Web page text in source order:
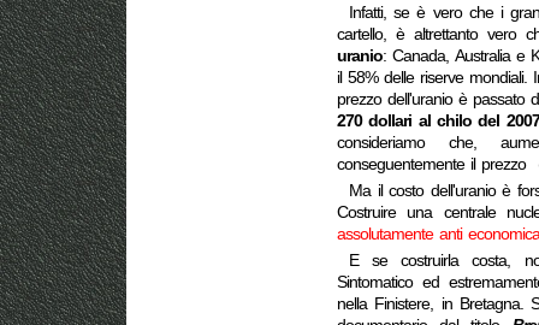
Infatti, se è vero che i
cartello, è altrettanto vero
uranio: Canada, Australia e
il 58% delle riserve mondiali.
prezzo dell'uranio è passato
270 dollari al chilo del 2007
consideriamo che,
conseguentemente il prezzo
Ma il costo dell'uranio è
Costruire una centrale
assolutamente anti economica
E se costruirla costa,
Sintomatico ed
nella Finistere, in Bretagna.